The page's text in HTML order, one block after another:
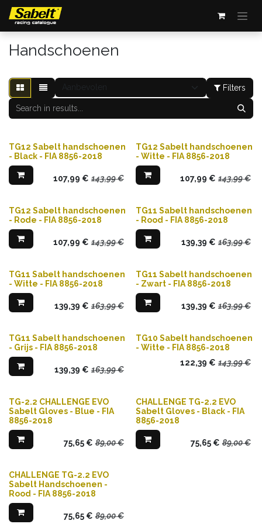
Overslaan naar inhoud
Handschoenen
Filters
TG12 Sabelt handschoenen
- Black - FIA 8856-2018
107,99 € 143,99€
TG12 Sabelt handschoenen
- Witte - FIA 8856-2018
107,99 € 143,99€
TG12 Sabelt handschoenen
- Rode - FIA 8856-2018
107,99 € 143,99€
TG11 Sabelt handschoenen
- Rood - FIA 8856-2018
139,39 € 163,99€
TG11 Sabelt handschoenen
- Witte - FIA 8856-2018
139,39 € 163,99€
TG11 Sabelt handschoenen
- Zwart - FIA 8856-2018
139,39 € 163,99€
TG11 Sabelt handschoenen
- Grijs - FIA 8856-2018
139,39 € 163,99€
TG10 Sabelt handschoenen
- Witte - FIA 8856-2018
122,39 € 143,99€
TG-2.2 CHALLENGE EVO
Sabelt Gloves - Blue - FIA
8856-2018
75,65€ 89,00€
CHALLENGE TG-2.2 EVO
Sabelt Gloves - Black - FIA
8856-2018
75,65€ 89,00€
CHALLENGE TG-2.2 EVO
Sabelt Handschoenen -
Rood - FIA 8856-2018
75,65€ 89,00€